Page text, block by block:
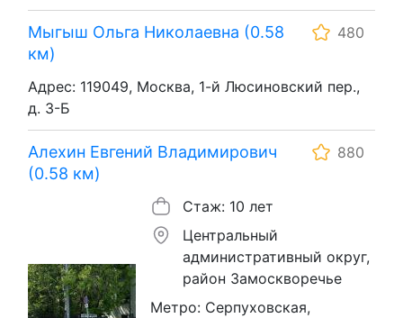
Мыгыш Ольга Николаевна (0.58
км)
480
Адрес: 119049, Москва, 1-й Люсиновский пер.,
д. 3-Б
Алехин Евгений Владимирович
(0.58 км)
880
Стаж: 10 лет
Центральный
административный округ,
район Замоскворечье
Метро: Серпуховская,